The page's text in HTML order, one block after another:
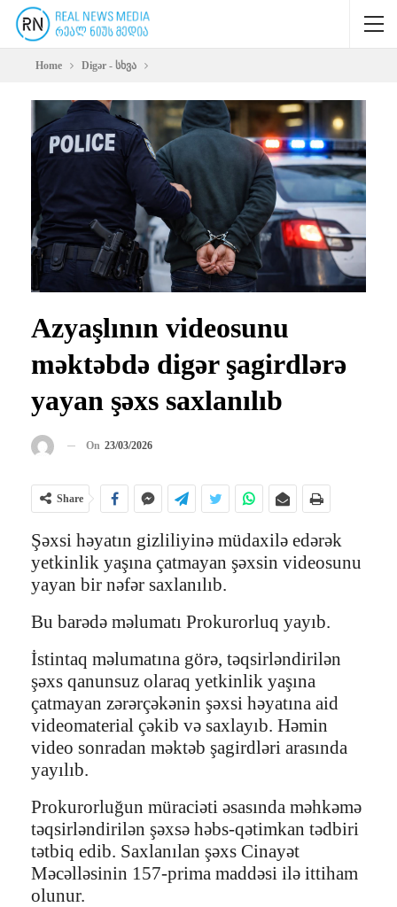
Home Digər - სხვა
Azyaşlının videosunu
məktəbdə digər şagirdlərə
yayan şəxs saxlanılıb
On 23/03/2026
Share
Şəxsi həyatın gizliliyinə müdaxilə edərək
yetkinlik yaşına çatmayan şəxsin videosunu
yayan bir nəfər saxlanılıb.
Bu barədə məlumatı Prokurorluq yayıb.
İstintaq məlumatına görə, təqsirləndirilən
şəxs qanunsuz olaraq yetkinlik yaşına
çatmayan zərərçəkənin şəxsi həyatına aid
videomaterial çəkib və saxlayıb. Həmin
video sonradan məktəb şagirdləri arasında
yayılıb.
Prokurorluğun müraciəti əsasında məhkəmə
təqsirləndirilən şəxsə həbs-qətimkan tədbiri
tətbiq edib. Saxlanılan şəxs Cinayət
Məcəlləsinin 157-prima maddəsi ilə ittiham
olunur.